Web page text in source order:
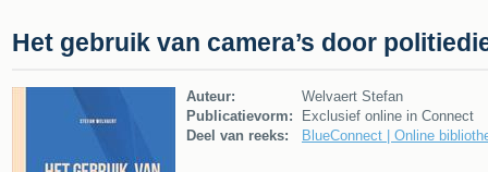
Het gebruik van camera’s door
Auteur:
Welvaert Stefan
Publicatievorm:
Exclusief online in Connect
Deel van reeks:
BlueConnect | Online